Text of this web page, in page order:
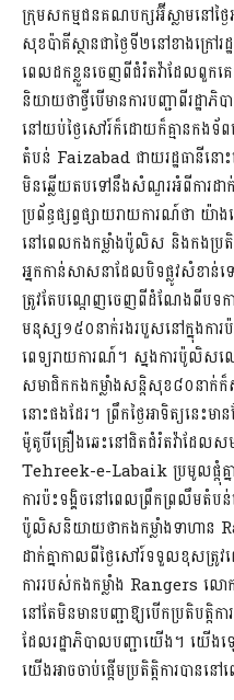
ក្រុមសកម្មជនគណបក្សអ៊ីស្លាមនៅថ្ងៃ
សុខប៉ាគីស្ថានជាថ្ងៃទី២នៅខាងក្រៅរ
ពេលដកខ្លួនចេញពីជំរំតវ៉ាដែលពួក
និយាយថាថ្វីបើមានការបញ្ជាពីរដ្ឋ
នៅយប់ថ្ងៃសៅរ៍ក៏ដោយក៏គ្មានកងទ័ពន
តំបន់ Faizabad ជាយរដ្ឋធានីនោ
មិនឆ្លើយតបទៅនឹងសំណួរអំពីការដា
ប្រព័ន្ធផ្សព្វផ្សាយរាយការណ៍ថា
នៅពេលកងកម្លាំងប៉ូលិស និងកងប្រតិ
អ្នកកាន់សាសនាដែលបិទផ្លូវសំខាន់ទៅ
ត្រូវតែបណ្តេញចេញពីដំណែងពីបទ
មនុស្ស១៥០នាក់រងរបួសនៅក្នុងការប៉
ពេទ្យរាយការណ៍។ ស្នងការប៉ូលិ
សមាជិកកងកម្លាំងសន្តិសុខ៨០នាក់
នោះផងដែរ។ ព្រឹកថ្ងៃអាទិត្យនេះ
ម៉ូតូបីគ្រឿងឆេះនៅជិតជំរំតវ៉ាដែល
Tehreek-e-Labaik ប្រមូលផ្តុំគ្នា
ការប៉ះទង្គិចនៅពេលព្រឹកព្រលឹមតំបន់
ប៉ូលិសនិយាយថាកងកម្លាំងទាហាន
ដាក់គ្នាកាលពីថ្ងៃសៅរ៍ទទួលខុសត្រូវ
ការរបស់កងកម្លាំង Rangers
នៅតែមិនមានបញ្ជាឱ្យបើកប្រតិបត្តិ
ដែលរដ្ឋាភិបាលបញ្ជាយើង។ យើង
យើងអាចចាប់ផ្តើមប្រតិត្តិការបាន